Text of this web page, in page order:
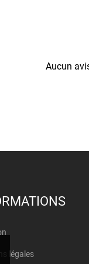
Aucun
légales